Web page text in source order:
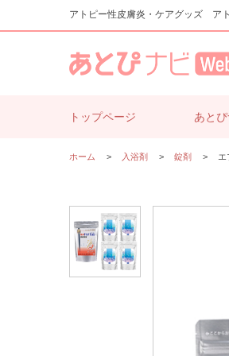
アトピー性皮膚炎・ケアグッズ ア
トップページ あと
ホーム > 入浴剤 > 錠剤 > エ